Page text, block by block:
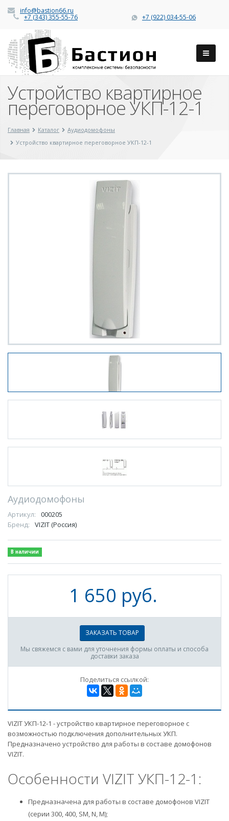
info@bastion66.ru
+7 (343) 355-55-76 +7 (922) 034-55-06
Устройство квартирное
переговорное УКП-12-1
Главная Каталог
Аудиодомофоны
Устройство квартирное переговорное УКП-12-1
Аудиодомофоны
Артикул:
000205
Бренд:
VIZIT (Россия)
В наличии
1 650 руб.
ЗАКАЗАТЬ ТОВАР
Мы свяжемся с вами для уточнения формы оплаты и способа
доставки заказа
Поделиться ссылкой:
VIZIT УКП-12-1 - устройство квартирное переговорное с
возможностью подключения дополнительных УКП.
Предназначено устройство для работы в составе домофонов
VIZIT.
Особенности VIZIT УКП-12-1:
Предназначена для работы в составе домофонов VIZIT
(серии 300, 400, SM, N, M);